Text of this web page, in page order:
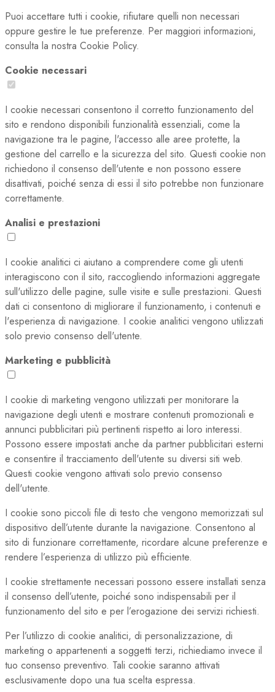
Puoi accettare tutti i cookie, rifiutare quelli non necessari
oppure gestire le tue preferenze. Per maggiori informazioni,
consulta la nostra Cookie Policy.
Cookie necessari
I cookie necessari consentono il corretto funzionamento del
sito e rendono disponibili funzionalità essenziali, come la
navigazione tra le pagine, l'accesso alle aree protette, la
gestione del carrello e la sicurezza del sito. Questi cookie non
richiedono il consenso dell'utente e non possono essere
disattivati, poiché senza di essi il sito potrebbe non funzionare
correttamente.
Analisi e prestazioni
I cookie analitici ci aiutano a comprendere come gli utenti
interagiscono con il sito, raccogliendo informazioni aggregate
sull'utilizzo delle pagine, sulle visite e sulle prestazioni. Questi
dati ci consentono di migliorare il funzionamento, i contenuti e
l'esperienza di navigazione. I cookie analitici vengono utilizzati
solo previo consenso dell'utente.
Marketing e pubblicità
I cookie di marketing vengono utilizzati per monitorare la
navigazione degli utenti e mostrare contenuti promozionali e
annunci pubblicitari più pertinenti rispetto ai loro interessi.
Possono essere impostati anche da partner pubblicitari esterni
e consentire il tracciamento dell'utente su diversi siti web.
Questi cookie vengono attivati solo previo consenso
dell'utente.
I cookie sono piccoli file di testo che vengono memorizzati sul
dispositivo dell’utente durante la navigazione. Consentono al
sito di funzionare correttamente, ricordare alcune preferenze e
rendere l’esperienza di utilizzo più efficiente.
I cookie strettamente necessari possono essere installati senza
il consenso dell’utente, poiché sono indispensabili per il
funzionamento del sito e per l’erogazione dei servizi richiesti.
Per l’utilizzo di cookie analitici, di personalizzazione, di
marketing o appartenenti a soggetti terzi, richiediamo invece il
tuo consenso preventivo. Tali cookie saranno attivati
esclusivamente dopo una tua scelta espressa.